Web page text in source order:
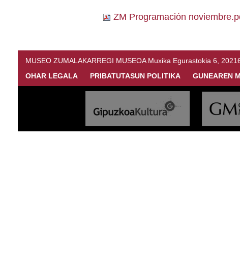
ZM Programación
MUSEO ZUMALAKARREGI MUSEOA Muxika Egurastokia 6,
OHAR LEGALA
PRIBATUTASUN POLITIKA GUNEAREN